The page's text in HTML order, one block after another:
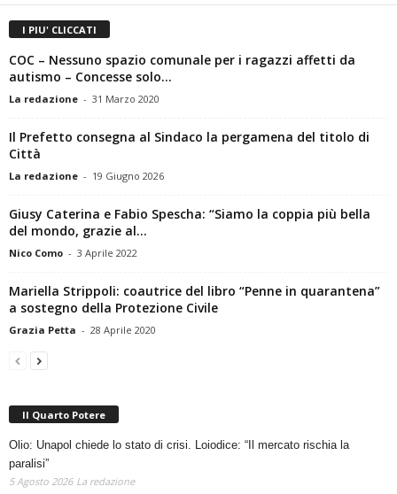
I PIU' CLICCATI
COC – Nessuno spazio comunale per i ragazzi affetti da
autismo – Concesse solo...
La redazione - 31 Marzo 2020
Il Prefetto consegna al Sindaco la pergamena del titolo di
Città
La redazione - 19 Giugno 2026
Giusy Caterina e Fabio Spescha: “Siamo la coppia più bella
del mondo, grazie al...
Nico Como - 3 Aprile 2022
Mariella Strippoli: coautrice del libro “Penne in quarantena”
a sostegno della Protezione Civile
Grazia Petta - 28 Aprile 2020
Il Quarto Potere
Olio: Unapol chiede lo stato di crisi. Loiodice: “Il mercato rischia la
paralisi”
5 Agosto 2026 La redazione